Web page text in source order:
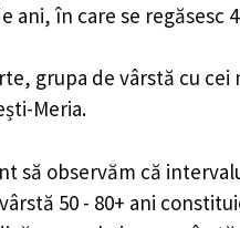
ani, în care se
grupa de vârstă cu
Meria.
să observăm că
50 - 80+ ani